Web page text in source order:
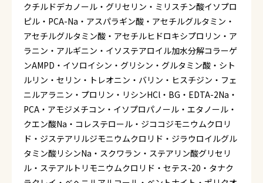
クチルドデカノール・グリセリン・ミリスチン酸イソプロ
ピル・PCA-Na・アスパラギン酸・アセチルグルタミン・
アセチルグルタミン酸・アセチルヒドロキシプロリン・ア
ラニン・アルギニン・イソステアロイル加水分解コラーゲ
ンAMPD・イソロイシン・グリシン・グルタミン酸・シト
ルリン・セリン・トレオニン・バリン・ヒスチジン・フェ
ニルアラニン・プロリン・リシンHCl・BG・EDTA-2Na・
PCA・アモジメチコン・イソプロパノール・エタノール・
クエン酸Na・コレステロール・ジココジモニウムクロリ
ド・ジステアリルジモニウムクロリド・ジラウロイルグル
タミン酸リシンNa・スクワラン・ステアリン酸グリセリ
ル・ステアルトリモニウムクロリド・セテス-20・タナク